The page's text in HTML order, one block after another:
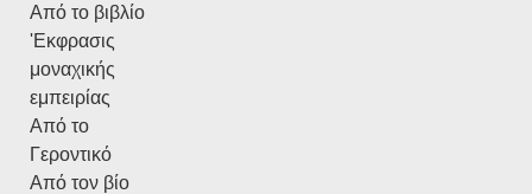
Από το βιβλίο
'Εκφρασις
μοναχικής
εμπειρίας
Από το
Γεροντικό
Από τον βίο